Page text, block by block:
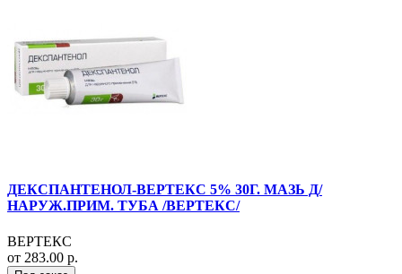
ДЕКСПАНТЕНОЛ-ВЕРТЕКС 5% 30Г. МАЗЬ Д/
НАРУЖ.ПРИМ. ТУБА /ВЕРТЕКС/
ВЕРТЕКС
от 283.00 р.